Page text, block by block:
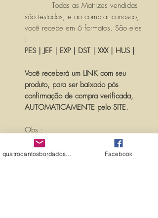
Todas as Matrizes vendidas
são testadas, e ao comprar conosco,
você recebe em 6 formatos. São eles
:
PES | JEF | EXP | DST | XXX | HUS |
Você receberá um LINK com seu
produto, para ser baixado pós
confirmação de compra verificada,
AUTOMATICAMENTE pelo SITE.
Obs.:
PARA PERSONALIZAR ESSA MATRIZ,
ACRESCENTANDO TEXTOS OU
Facebook